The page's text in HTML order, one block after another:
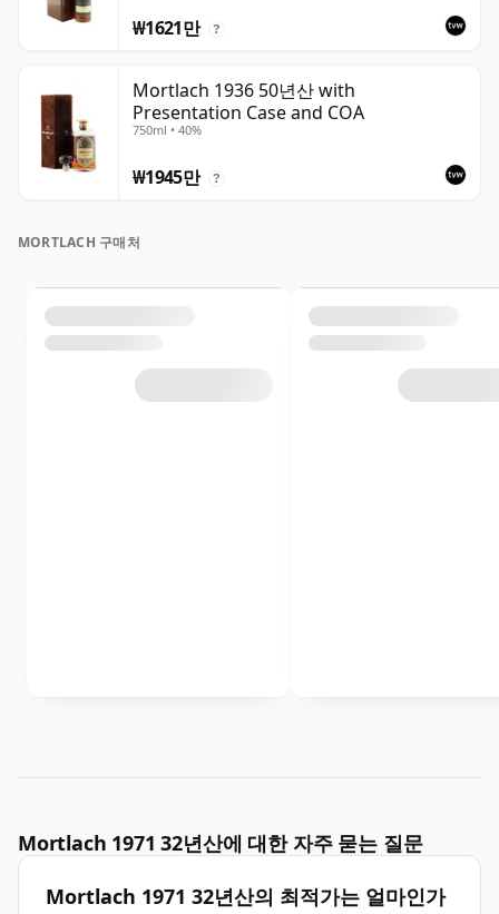
₩1621만 ?
Mortlach 1936 50년산 with
Presentation Case and COA
750ml • 40%
₩1945만 ?
MORTLACH 구매처
Mortlach 1971 32년산에 대한 자주 묻는 질문
Mortlach 1971 32년산의 최적가는 얼마인가